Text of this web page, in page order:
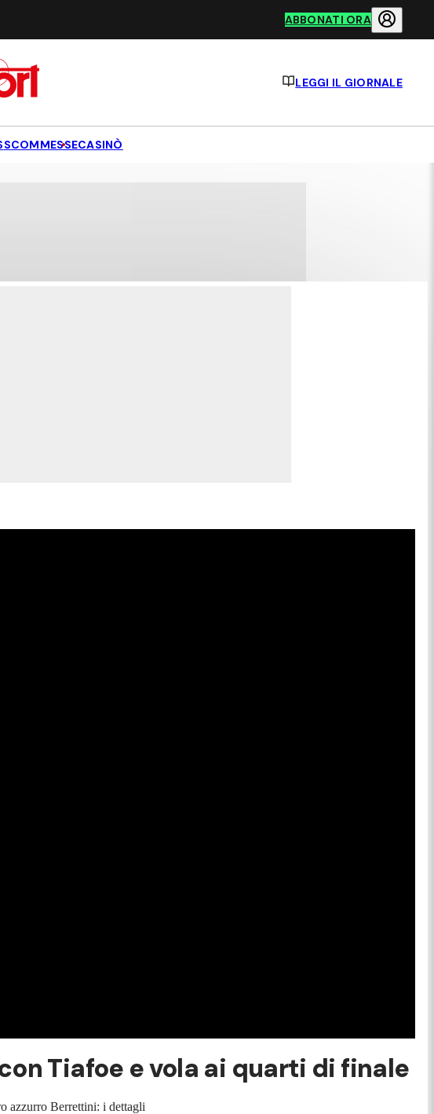
ABBONATI ORA
LEGGI IL GIORNALE
SCOMMESSECASINÒ
Tiafoe e vola ai quarti di finale
azzurro Berrettini: i dettagli